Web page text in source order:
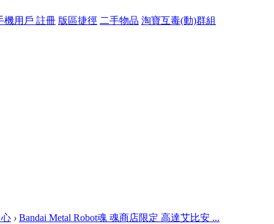
機用戶 註冊 版區捷徑 二手物品 淘寶互毒(動)群組
› Bandai Metal Robot魂 魂商店限定 高達艾比安 ...